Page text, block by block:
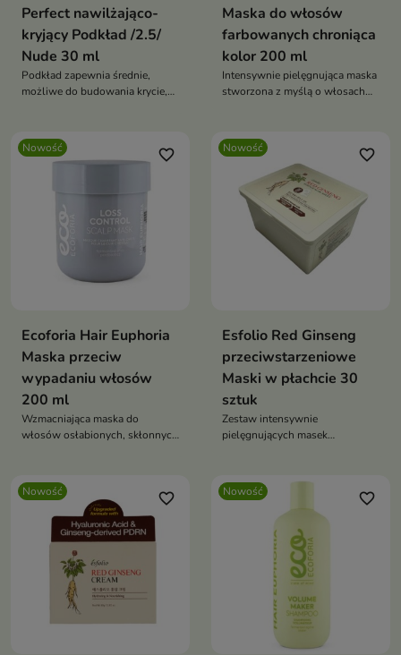
Perfect nawilżająco-
kryjący Podkład /2.5/
Nude 30 ml
Podkład zapewnia średnie,
możliwe do budowania krycie,
świeżą oraz promienną
Maska do włosów
farbowanych chroniąca
kolor 200 ml
Intensywnie pielęgnująca maska
stworzona z myślą o włosach
Nowość favorite_border
Ecoforia Hair Euphoria
Maska przeciw
wypadaniu włosów
200 ml
Wzmacniająca maska do
włosów osłabionych, skłonnych
Nowość favorite_border
Esfolio Red Ginseng
przeciwstarzeniowe
Maski w płachcie 30
sztuk
Zestaw intensywnie
pielęgnujących masek
wygładzenia i regeneracji.
Nowość favorite_border Nowość favorite_border